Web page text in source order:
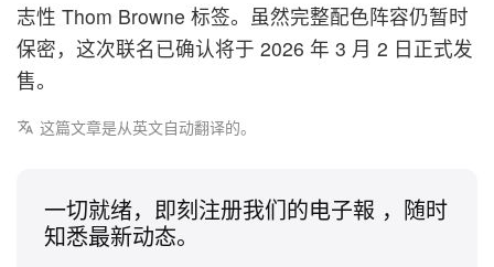
志性 Thom Browne 标签。虽然完整配色阵容仍暂时
保密，这次联名已确认将于 2026 年 3 月 2 日正式发
售。
这篇文章是从英文自动翻译的。
一切就绪，即刻注册我们的电子報 ，随时
知悉最新动态。